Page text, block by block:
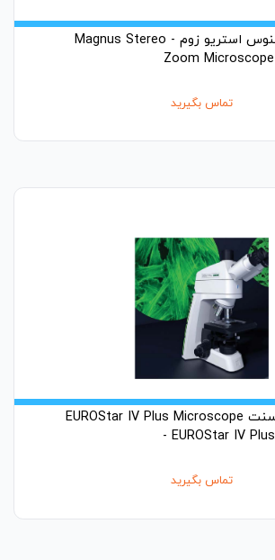
میکروسکوپ مگنوس استریو زوم - Magnus Stereo
Zoom Microscope
تماس بگیرید
میکروسکوپ فلورسنت EUROStar IV Plus Microscope
- EUROStar IV Plus
تماس بگیرید